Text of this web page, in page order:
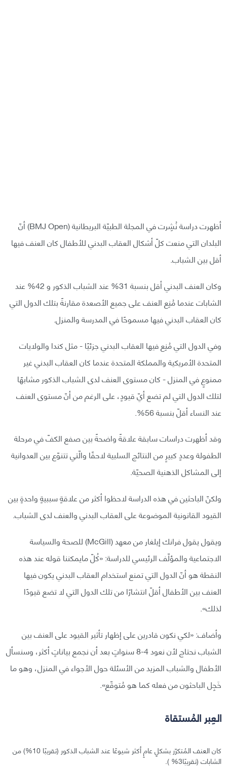
أظهرت دراسة نُشِرت في المجلة الطبيّة البريطانية (BMJ Open) أنّ
البلدان التي منعت كلّ أشكال العقاب البدني للأطفال كان العنف فيها
أقل بين الشباب.
وكان العنف البدني أقل بنسبة 31% عند الشباب الذكور و 42% عند
الشابات عندما مُنِع العنف على جميع الأصعدة مقارنةً بتلك الدول التي
كان العقاب البدني فيها مسموحًا في المدرسة والمنزل.
وفي الدول التي مُنِع فيها العقاب البدني جزئيًا - مثل كندا والولايات
المتحدة الأمريكية والمملكة المتحدة عندما كان العقاب البدني غير
ممنوعٍ في المنزل - كان مستوى العنف لدى الشباب الذكور مشابهًا
لتلك الدول التي لم تضع أيّ قيودٍ، على الرغم من أنّ مستوى العنف
عند النساء أقلّ بنسبة 56%.
وقد أظهرت دراسات سابقة علاقةً واضحةً بين صفع الكفّ في مرحلة
الطفولة وعددٍ كبيرٍ من النتائج السلبية لاحقًا والّتي تتنوّع بين العدوانية
إلى المشاكل الذهنية الصحيّة.
ولكنّ الباحثين في هذه الدراسة لاحظوا أكثر من علاقةٍ سببيةٍ واحدةٍ بين
القيود القانونية الموضوعة على العقاب البدني والعنف لدى الشباب.
ويقول يقول فرانك إيلغار من معهد (McGill) للصحة والسياسة
الاجتماعية والمؤلّف الرئيسي للدراسة: «كُلّ مايمكننا قوله عند هذه
النقطة هو أنّ الدول التي تمنع استخدام العقاب البدني يكون فيها
العنف بين الأطفال أقلّ انتشارًا من تلك الدول التي لا تضع قيودًا
لذلك».
وأضاف: «لكي نكون قادرين على إظهار تأثير القيود على العنف بين
الشباب نحتاج لأن نعود 4-8 سنواتٍ بعد أن نجمع بياناتٍ أكثر، وسنسأل
الأطفال والشباب المزيد من الأسئلة حول الأجواء في المنزل، وهو ما
خَجِل الباحثون من فعله كما هو مُتوقّع».
العِبر المُستقاة
كان العنف المُتكرّر بشكلٍ عامٍ أكثر شيوعًا عند الشباب الذكور (تقريبًا 10%) من
الشابات (تقريبًا3% ).